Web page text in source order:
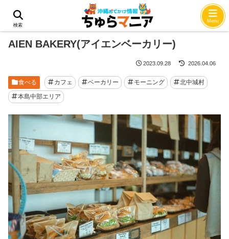
食べる
AIEN BAKERY(アイエンベーカリー)
2023.09.28 2026.04.06
食べる カフェ ベーカリー モーニング
北中城村
本島中部エリア
検索
Menu